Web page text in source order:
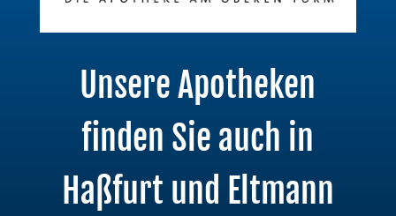
Unsere Apotheken
finden Sie auch in
Haßfurt und Eltmann